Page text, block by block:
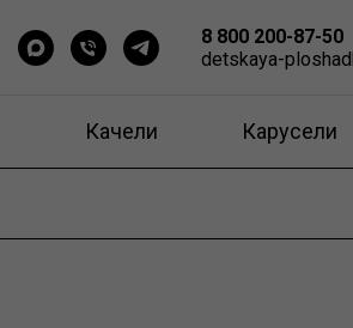
8 800 200-87-50
detskaya-
Качели Карусели